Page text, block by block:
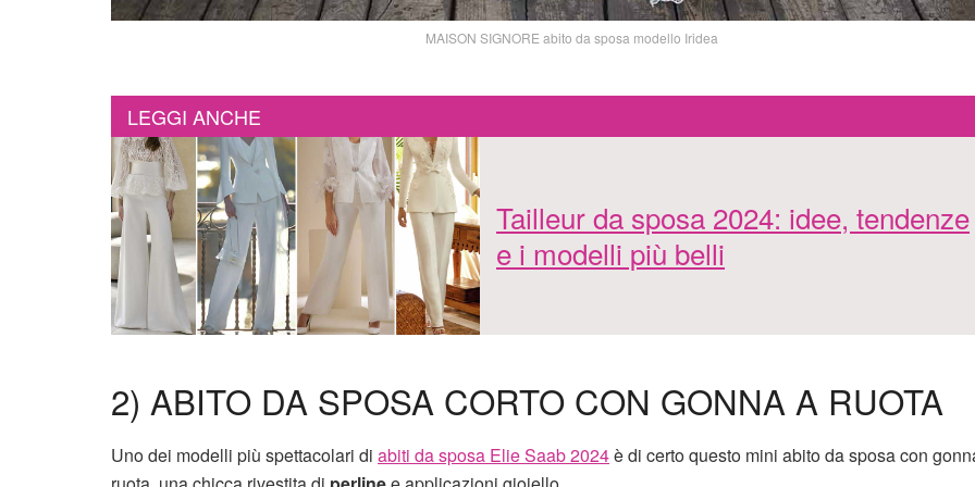
MAISON SIGNORE abito da sposa modello Iridea
LEGGI ANCHE
Tailleur da sposa 2024: idee, tendenze
e i modelli più belli
2) ABITO DA SPOSA CORTO CON GONNA A RUOTA
Uno dei modelli più spettacolari di abiti da sposa Elie Saab 2024è di certo questo mini abito da sposa con